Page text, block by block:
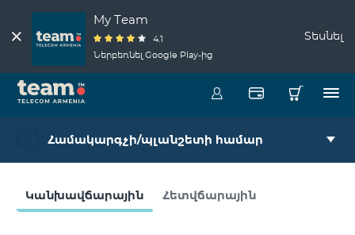
My Team
4.1
Ներբեռնել Google Play-ից
Տեսնել
Համակարգչի/պլանշետի համար
Կանխավճարային Հետվճարային